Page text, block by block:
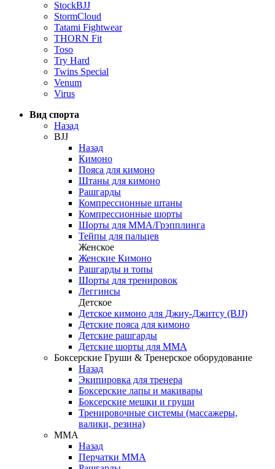
StockBJJ
StormCloud
Tatami Fightwear
THORN Fit
Toso
Try Hard
Twins Special
Venum
Virus
Вид спорта
Назад
BJJ
Назад
Кимоно
Пояса для кимоно
Штаны для кимоно
Рашгарды
Компрессионные штаны
Компрессионные шорты
Шорты для ММА/Грэпплинга
Тейпы для пальцев
Женское
Женские Кимоно
Рашгарды и топы
Шорты для тренировок
Леггинсы
Детское
Детское кимоно для Джиу-Джитсу (BJJ)
Детские пояса для кимоно
Детские рашгарды
Детские шорты для ММА
Боксерские Груши & Тренерское оборудование
Назад
Экипировка для тренера
Боксерские лапы и макивары
Боксерские мешки и груши
Тренировочные системы (массажеры,
валики, резина)
ММА
Назад
Перчатки ММА